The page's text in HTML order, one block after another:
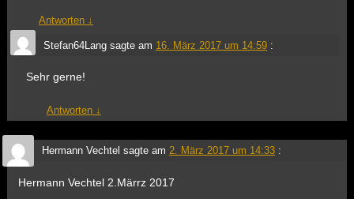
Antworten ↓
Stefan64Langsagte am 16. März 2017 um 14:59 :
Sehr gerne!
Antworten ↓
Hermann Vechtel sagte am 2. März 2017 um 14:33 :
Hermann Vechtel 2.Märrz 2017